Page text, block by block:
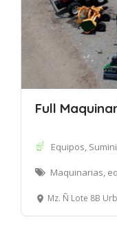
Full
Equipos,
Maquinarias,
Mz. Ñ Lote 8B Urb.